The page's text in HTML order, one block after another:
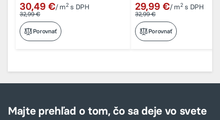
Porovnať
30,49 €
32,99 €
/ m2s DPH
Porovnať
29,99 €
32,99 €
/ m2s DPH
Majte prehľad o tom, čo sa deje vo svete